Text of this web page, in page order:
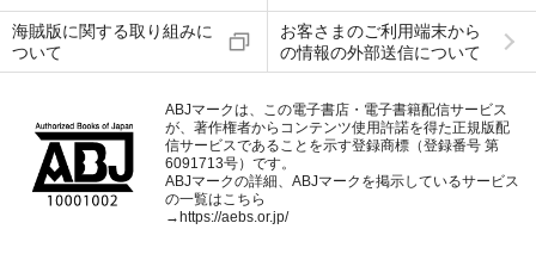
海賊版に関する取り組みに
ついて
お客さまのご利用端末から
の情報の外部送信について
ABJマークは、この電子書店・電子書籍配信サービス
が、著作権者からコンテンツ使用許諾を得た正規版配
信サービスであることを示す登録商標（登録番号 第
6091713号）です。
ABJマークの詳細、ABJマークを掲示しているサービス
の一覧はこちら
→ https://aebs.or.jp/